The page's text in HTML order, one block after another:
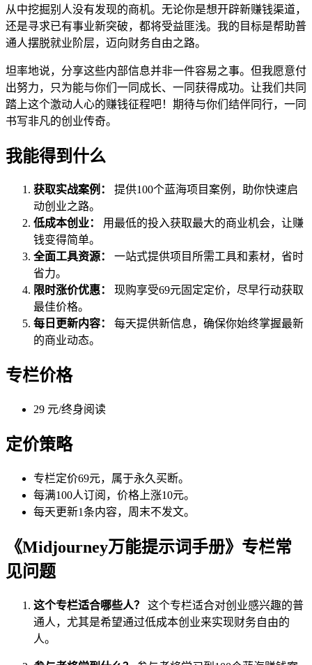
从中挖掘别人没有发现的商机。无论你是想开辟新赚钱渠道，
还是寻求已有事业新突破，都将受益匪浅。我的目标是帮助普
通人摆脱就业阶层，迈向财务自由之路。
坦率地说，分享这些内部信息并非一件容易之事。但我愿意付
出努力，只为能与你们一同成长、一同获得成功。让我们共同
踏上这个激动人心的赚钱征程吧！期待与你们结伴同行，一同
书写非凡的创业传奇。
我能得到什么
获取实战案例：
提供100个蓝海项目案例，助你快速启
动创业之路。
低成本创业：
用最低的投入获取最大的商业机会，让赚
钱变得简单。
全面工具资源：
一站式提供项目所需工具和素材，省时
省力。
限时涨价优惠：
现购享受69元固定定价，尽早行动获取
最佳价格。
每日更新内容：
每天提供新信息，确保你始终掌握最新
的商业动态。
专栏价格
29 元/终身阅读
定价策略
专栏定价69元，属于永久买断。
每满100人订阅，价格上涨10元。
每天更新1条内容，周末不发文。
《Midjourney万能提示词手册》专栏常
见问题
这个专栏适合哪些人？
这个专栏适合对创业感兴趣的普
通人，尤其是希望通过低成本创业来实现财务自由的
人。